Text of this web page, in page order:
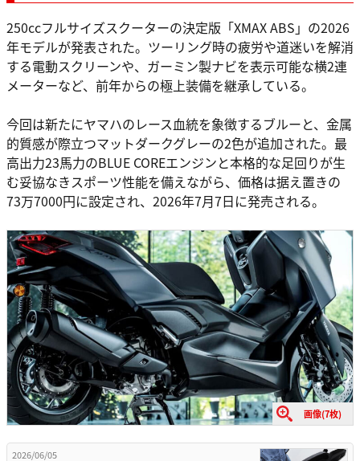
250ccフルサイズスクーターの決定版「XMAX ABS」の2026
年モデルが発表された。ツーリング時の疲労や道迷いを解消
する電動スクリーンや、ガーミン製ナビを表示可能な横2連
メーターなど、前年からの極上装備を継承している。
今回は新たにヤマハのレース血統を象徴するブルーと、金属
的質感が際立つマットダークグレーの2色が追加された。最
高出力23馬力のBLUE COREエンジンと本格的な足回りが生
む妥協なきスポーツ性能を備えながら、価格は据え置きの
73万7000円に設定され、2026年7月7日に発売される。
画像(7枚)
2026/06/05